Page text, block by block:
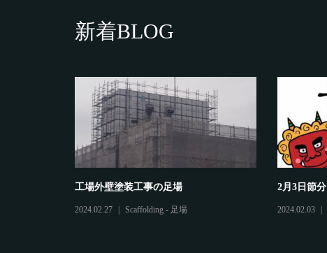
新着BLOG
工場外壁塗装工事の足場
2024.02.27 Scaffolding - 足場
2月3日節分
2024.02.03